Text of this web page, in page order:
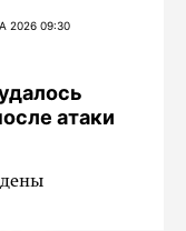
2026 09:30
атаки